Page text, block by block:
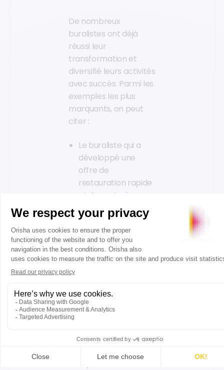
De nombreux
buralistes ont déjà
réussi leur
transformation et
diversifié leurs activités
avec succès. Parmi les
exemples les plus
marquants, on peut
citer :
Le buraliste qui a
développé une
offre de
restauration rapide
et de vente à
emporter, en
partenariat avec un
traiteur local. Grâce
à cette
diversification, il a pu
chiffre d'affaires.
La buraliste qui a
ouvert un espace
sein de son
commerce,